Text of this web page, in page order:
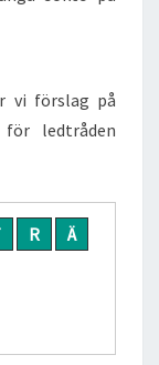
vi förslag på
för ledtråden
R
Ä